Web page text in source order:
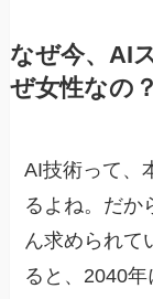
なぜ今、AI
ぜ女性なの？
AI技術って、
るよね。だか
ん求められて
ると、2040